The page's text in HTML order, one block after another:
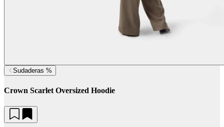
Sudaderas %
Crown Scarlet Oversized Hoodie